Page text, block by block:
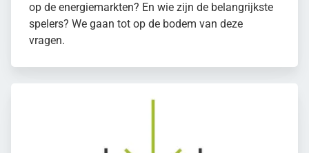
op de energiemarkten? En wie zijn de belangrijkste
spelers? We gaan tot op de bodem van deze
vragen.